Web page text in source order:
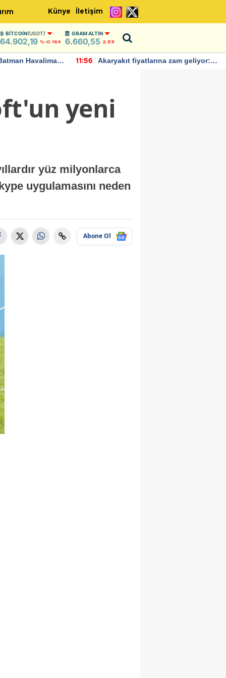
Künye İletişim
BITCOIN(USDT)
64.902,19 %-0.164
GRAM ALTIN
6.660,55 2,59
Havalimanı
11:56
Akaryakıt fiyatlarına zam geliyor:
yeni
yüz milyonlarca
uygulamasını neden
Abone Ol